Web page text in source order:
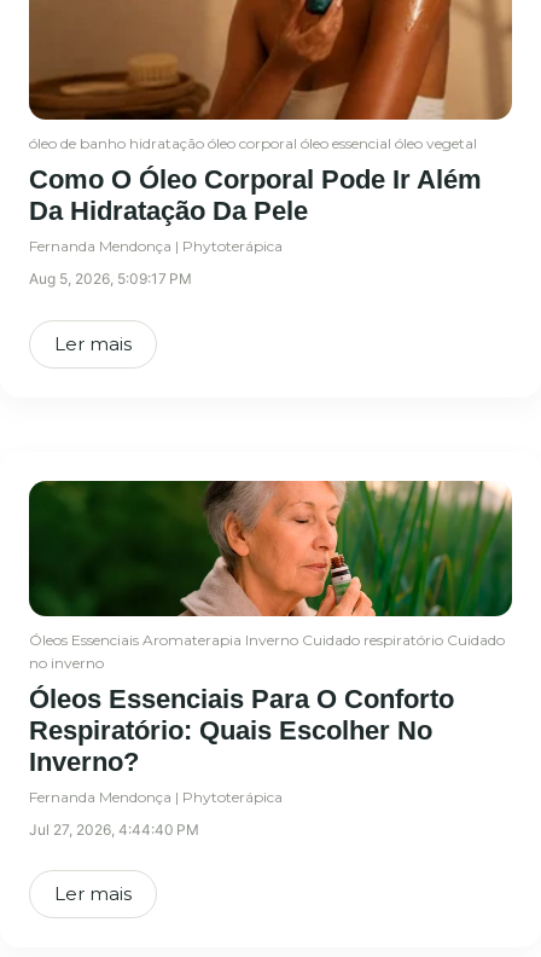
óleo de banho hidratação óleo corporal óleo essencial óleo vegetal
Como O Óleo Corporal Pode Ir Além
Da Hidratação Da Pele
Fernanda Mendonça | Phytoterápica
Aug 5, 2026, 5:09:17 PM
Ler mais
Óleos Essenciais Aromaterapia Inverno Cuidado respiratório Cuidado
no inverno
Óleos Essenciais Para O Conforto
Respiratório: Quais Escolher No
Inverno?
Fernanda Mendonça | Phytoterápica
Jul 27, 2026, 4:44:40 PM
Ler mais